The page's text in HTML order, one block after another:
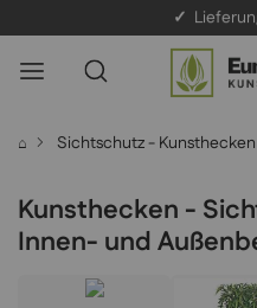
✓
⌂ Sichtschutz - Kunsthecken
Kunsthecken -
Innen- und